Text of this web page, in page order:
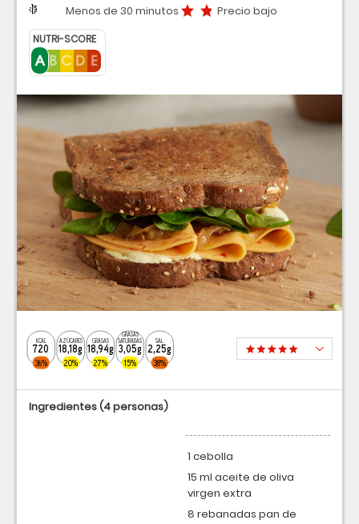
Dificultad
Tiempo Menos de 30 minutos
Precio bajo Precio bajo
NUTRI-SCORE
KCAL
720
36%
AZÚCARES
18,18g
20%
GRASAS
18,94g
27%
GRASAS
SATURADAS
3,05g
15%
SAL
2,25g
38%
Ingredientes(4 personas)
1 cebolla
15 ml aceite de oliva
virgen extra
8 rebanadas pan de